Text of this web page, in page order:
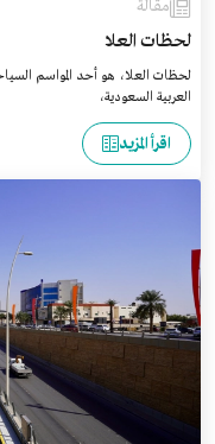
مقالة
لحظات العلا
لحظات العلا، هو أحد المواسم
العربية السعودية،
اقرأ المزيد